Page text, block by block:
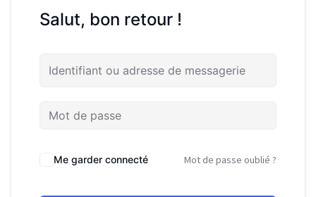
Salut, bon retour !
Me garder connecté Mot de passe oublié ?